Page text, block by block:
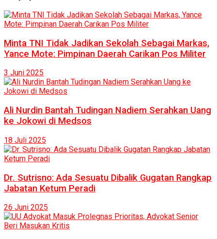
Minta TNI Tidak Jadikan Sekolah Sebagai Markas,
Yance Mote: Pimpinan Daerah Carikan Pos Militer
3 Juni 2025
Ali Nurdin Bantah Tudingan Nadiem Serahkan Uang
ke Jokowi di Medsos
18 Juli 2025
Dr. Sutrisno: Ada Sesuatu Dibalik Gugatan Rangkap
Jabatan Ketum Peradi
26 Juni 2025